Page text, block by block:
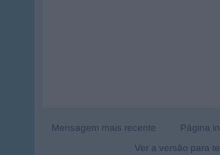
Mensagem mais recente
Página
Ver a versão para